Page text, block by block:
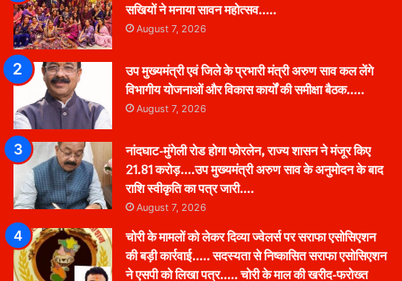
सखियों ने मनाया सावन महोत्सव…..
August 7, 2026
उप मुख्यमंत्री एवं जिले के प्रभारी मंत्री अरुण साव कल लेंगे
विभागीय योजनाओं और विकास कार्यों की समीक्षा बैठक…..
August 7, 2026
नांदघाट-मुंगेली रोड होगा फोरलेन, राज्य शासन ने मंजूर किए
21.81 करोड़….उप मुख्यमंत्री अरुण साव के अनुमोदन के बाद
राशि स्वीकृति का पत्र जारी….
August 7, 2026
चोरी के मामलों को लेकर दिव्या ज्वेलर्स पर सराफा एसोसिएशन
की बड़ी कार्रवाई….. सदस्यता से निष्कासित सराफा एसोसिएशन
ने एसपी को लिखा पत्र….. चोरी के माल की खरीद-फरोख्त